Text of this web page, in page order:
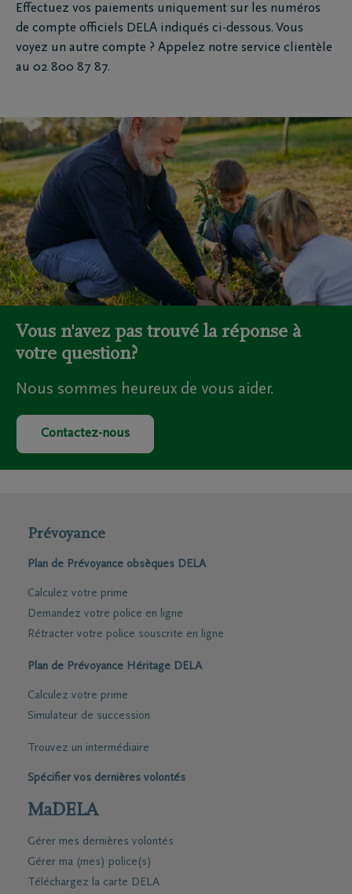
Effectuez vos paiements uniquement sur les numéros
de compte officiels DELA indiqués ci-dessous. Vous
voyez un autre compte ? Appelez notre service clientèle
au 02 800 87 87.
Vous n'avez pas trouvé la réponse à
votre question?
Nous sommes heureux de vous aider.
Contactez-nous
Prévoyance
Plan de Prévoyance obsèques DELA
Calculez votre prime
Demandez votre police en ligne
Rétracter votre police souscrite en ligne
Plan de Prévoyance Héritage DELA
Calculez votre prime
Simulateur de succession
Trouvez un intermédiaire
Spécifier vos dernières volontés
MaDELA
Gérer mes dernières volontés
Gérer ma (mes) police(s)
Téléchargez la carte DELA